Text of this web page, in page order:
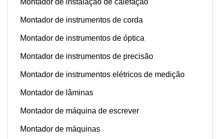
Montador de instalação de calefação
Montador de instrumentos de corda
Montador de instrumentos de óptica
Montador de instrumentos de precisão
Montador de instrumentos elétricos de medição
Montador de lâminas
Montador de máquina de escrever
Montador de máquinas